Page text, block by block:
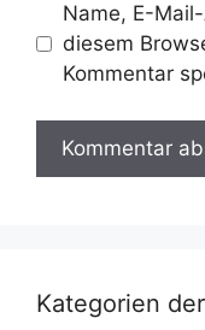
Name, E-
diesem
Kommentar
Kategorien